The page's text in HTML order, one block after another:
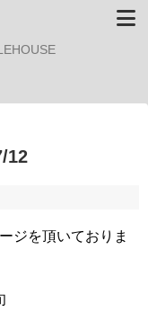
12
ジを頂いておりま